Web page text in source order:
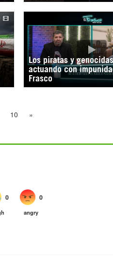
Los piratas y
actuando con
Frasco
10 »